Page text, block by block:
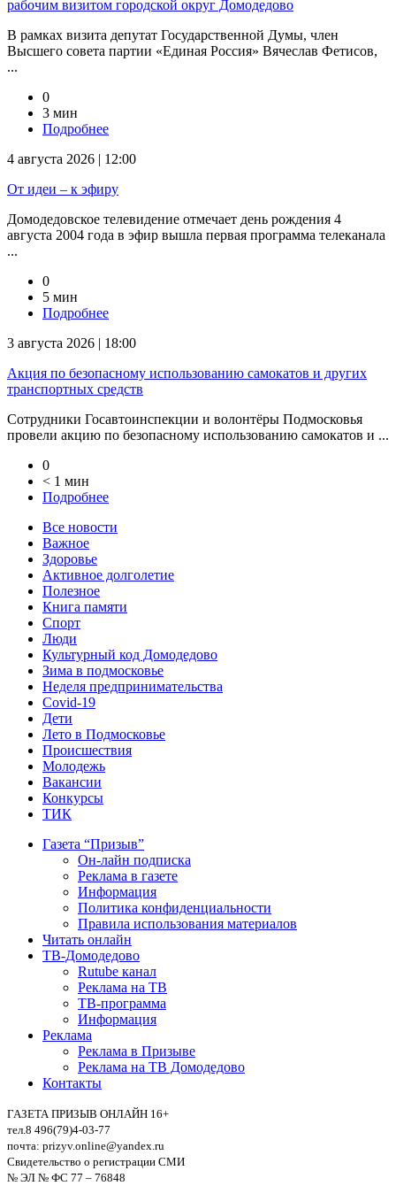
рабочим визитом городской округ Домодедово
В рамках визита депутат Государственной Думы, член
Высшего совета партии «Единая Россия» Вячеслав Фетисов,
...
0
3 мин
Подробнее
4 августа 2026 | 12:00
От идеи – к эфиру
Домодедовское телевидение отмечает день рождения 4
августа 2004 года в эфир вышла первая программа телеканала
...
0
5 мин
Подробнее
3 августа 2026 | 18:00
Акция по безопасному использованию самокатов и других
транспортных средств
Сотрудники Госавтоинспекции и волонтёры Подмосковья
провели акцию по безопасному использованию самокатов и ...
0
< 1 мин
Подробнее
Все новости
Важное
Здоровье
Активное долголетие
Полезное
Книга памяти
Спорт
Люди
Культурный код Домодедово
Зима в подмосковье
Неделя предпринимательства
Covid-19
Дети
Лето в Подмосковье
Происшествия
Молодежь
Вакансии
Конкурсы
ТИК
Газета “Призыв”
Он-лайн подписка
Реклама в газете
Информация
Политика конфиденциальности
Правила использования материалов
Читать онлайн
ТВ-Домодедово
Rutube канал
Реклама на ТВ
ТВ-программа
Информация
Реклама
Реклама в Призыве
Реклама на ТВ Домодедово
Контакты
ГАЗЕТА ПРИЗЫВ ОНЛАЙН 16+
тел.8 496(79)4-03-77
почта: prizyv.online@yandex.ru
Свидетельство о регистрации СМИ
№ ЭЛ № ФС 77 – 76848